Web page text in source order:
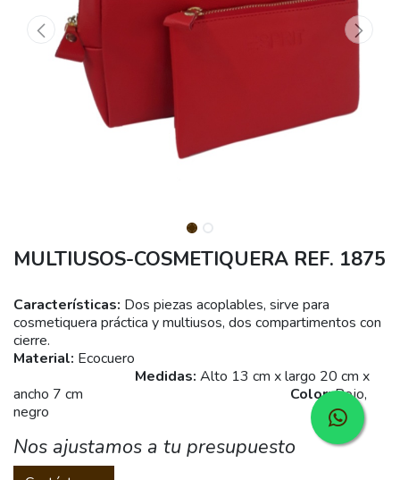
MULTIUSOS-COSMETIQUERA REF. 1875
Características: Dos piezas acoplables, sirve para
cosmetiquera práctica y multiusos, dos compartimentos con
cierre.
Material: Ecocuero
Medidas: Alto 13 cm x largo 20 cm x
ancho 7 cm Color:Rojo,
negro
Nos ajustamos a tu presupuesto